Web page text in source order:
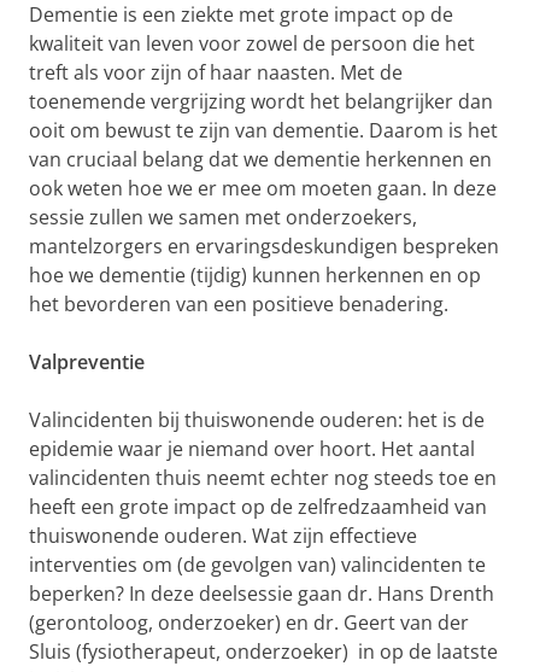
Dementie is een ziekte met grote impact op de
kwaliteit van leven voor zowel de persoon die het
treft als voor zijn of haar naasten. Met de
toenemende vergrijzing wordt het belangrijker dan
ooit om bewust te zijn van dementie. Daarom is het
van cruciaal belang dat we dementie herkennen en
ook weten hoe we er mee om moeten gaan. In deze
sessie zullen we samen met onderzoekers,
mantelzorgers en ervaringsdeskundigen bespreken
hoe we dementie (tijdig) kunnen herkennen en op
het bevorderen van een positieve benadering.
Valpreventie
Valincidenten bij thuiswonende ouderen: het is de
epidemie waar je niemand over hoort. Het aantal
valincidenten thuis neemt echter nog steeds toe en
heeft een grote impact op de zelfredzaamheid van
thuiswonende ouderen. Wat zijn effectieve
interventies om (de gevolgen van) valincidenten te
beperken? In deze deelsessie gaan dr. Hans Drenth
(gerontoloog, onderzoeker) en dr. Geert van der
Sluis (fysiotherapeut, onderzoeker) in op de laatste